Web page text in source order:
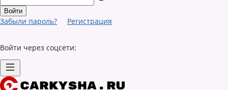
Забыли пароль? Регистрация
Войти через соцсети: